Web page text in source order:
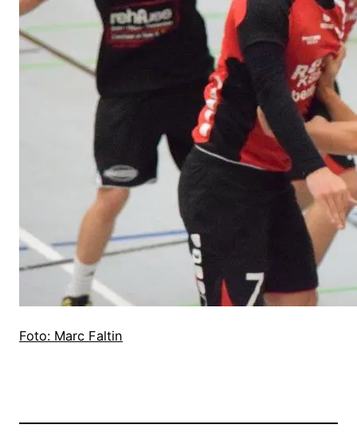
Foto: Marc Faltin